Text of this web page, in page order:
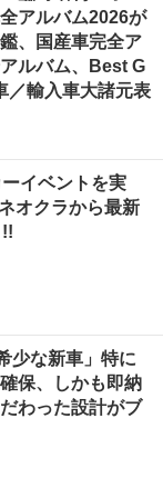
アルバム2026が
、国産車完全ア
ルバム、Best G
輸入車大諸元表
イベントを実
オクラから最新
少な新車」特に
保、しかも即納
わった設計がブ